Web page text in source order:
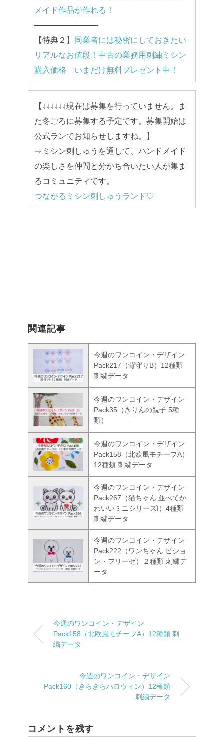
メイド作品が作れる！
————————
【特典２】
同業者には秘密にしておきたい
リアルなお値段！中古の業務用刺繍ミシン
購入価格 いまだけ無料プレゼント中！
【↓↓↓↓↓↓現在は募集を行っていません。ま
た冬ごろに募集する予定です。募集開始は
公式ランでお知らせしますね。】
⇒ミシン刺しゅうを通して、ハンドメイド
の楽しさを仲間と分かち合いたい人が集ま
るコミュニティです。
つながるミシン刺しゅうランド♡
関連記事
今週のワンコイン・デザイン
Pack217（背守りB）12種類
刺繍データ
今週のワンコイン・デザイン
Pack35（きりんの親子 5種
類）
今週のワンコイン・デザイン
Pack158（北欧風モチーフA）
12種類 刺繍データ
今週のワンコイン・デザイン
Pack267（猫ちゃん 並べてか
わいいミニシリーズI）4種類
刺繍データ
今週のワンコイン・デザイン
Pack222（ワンちゃん ビショ
ン・フリーゼ）２種類 刺繍デ
ータ
今週のワンコイン・デザイン
Pack158（北欧風モチーフA）12種類 刺
繍データ
今週のワンコイン・デザイン
Pack160（きらきらハロウィン）12種類
刺繍データ
コメントを残す